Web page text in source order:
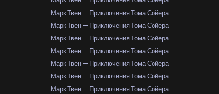
Марк Твен — Приключения Тома Сойера
Марк Твен — Приключения Тома Сойера
Марк Твен — Приключения Тома Сойера
Марк Твен — Приключения Тома Сойера
Марк Твен — Приключения Тома Сойера
Марк Твен — Приключения Тома Сойера
Марк Твен — Приключения Тома Сойера